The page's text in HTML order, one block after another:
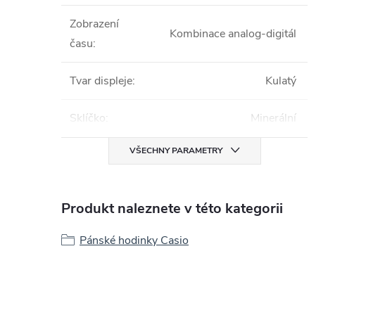
Zobrazení
času:
Kombinace analog-digitál
Tvar displeje: Kulatý
Sklíčko: Minerální
VŠECHNY PARAMETRY
Produkt naleznete v této kategorii
Pánské hodinky Casio